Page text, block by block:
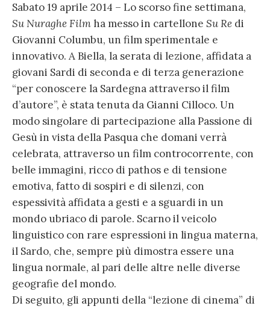
Sabato 19 aprile 2014 – Lo scorso fine settimana,
Su Nuraghe Filmha messo in cartellone Su Re di
Giovanni Columbu, un film sperimentale e
innovativo. A Biella, la serata di lezione, affidata a
giovani Sardi di seconda e di terza generazione
“per conoscere la Sardegna attraverso il film
d’autore”, è stata tenuta da Gianni Cilloco. Un
modo singolare di partecipazione alla Passione di
Gesù in vista della Pasqua che domani verrà
celebrata, attraverso un film controcorrente, con
belle immagini, ricco di pathos e di tensione
emotiva, fatto di sospiri e di silenzi, con
espessività affidata a gesti e a sguardi in un
mondo ubriaco di parole. Scarno il veicolo
linguistico con rare espressioni in lingua materna,
il Sardo, che, sempre più dimostra essere una
lingua normale, al pari delle altre nelle diverse
geografie del mondo.
Di seguito, gli appunti della “lezione di cinema” di